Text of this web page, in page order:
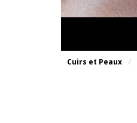
Cuirs et Peaux